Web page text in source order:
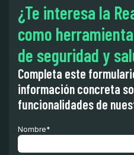
¿Te interesa la
como
de seguridad y
Completa este
información concreta
funcionalidades de
Nombre*